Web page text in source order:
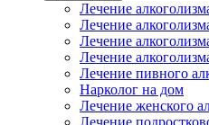
Лечение
Лечение
Лечение
Лечение
Лечение пивного
Нарколог на дом
Лечение женского
Лечение